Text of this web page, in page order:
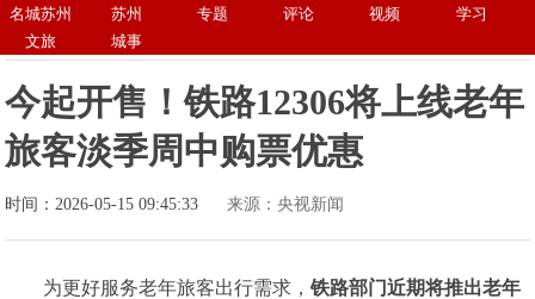
名城苏州 苏州 专题 评论 视频
学习
文旅
城事
今起开售！铁路12306将上线老年
旅客淡季周中购票优惠
时间：2026-05-15 09:45:33 来源：央视新闻
为更好服务老年旅客出行需求，铁路部门近期将推出老年